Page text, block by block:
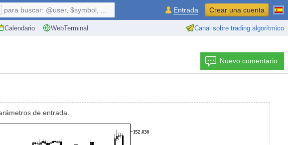
Calendario WebTerminal Canal sobre trading algorítmico
para buscar: @user, $symbol, ... Entrada Crear una cuenta
Nuevo comentario
de entrada.